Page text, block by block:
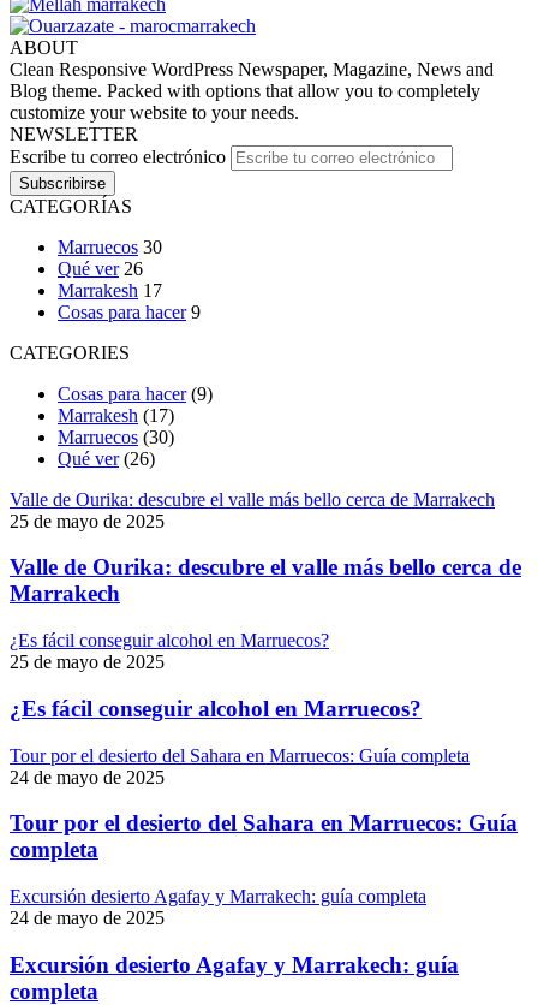
ABOUT
Clean Responsive WordPress Newspaper, Magazine, News and
Blog theme. Packed with options that allow you to completely
customize your website to your needs.
NEWSLETTER
Escribe tu correo electrónico
CATEGORÍAS
Marruecos 30
Qué ver 26
Marrakesh 17
Cosas para hacer 9
CATEGORIES
Cosas para hacer(9)
Marrakesh (17)
Marruecos (30)
Qué ver(26)
Valle de Ourika: descubre el valle más bello cerca de Marrakech
25 de mayo de 2025
Valle de Ourika: descubre el valle más bello cerca de
Marrakech
¿Es fácil conseguir alcohol en Marruecos?
25 de mayo de 2025
¿Es fácil conseguir alcohol en Marruecos?
Tour por el desierto del Sahara en Marruecos: Guía completa
24 de mayo de 2025
Tour por el desierto del Sahara en Marruecos: Guía
completa
Excursión desierto Agafay y Marrakech: guía completa
24 de mayo de 2025
Excursión desierto Agafay y Marrakech: guía
completa